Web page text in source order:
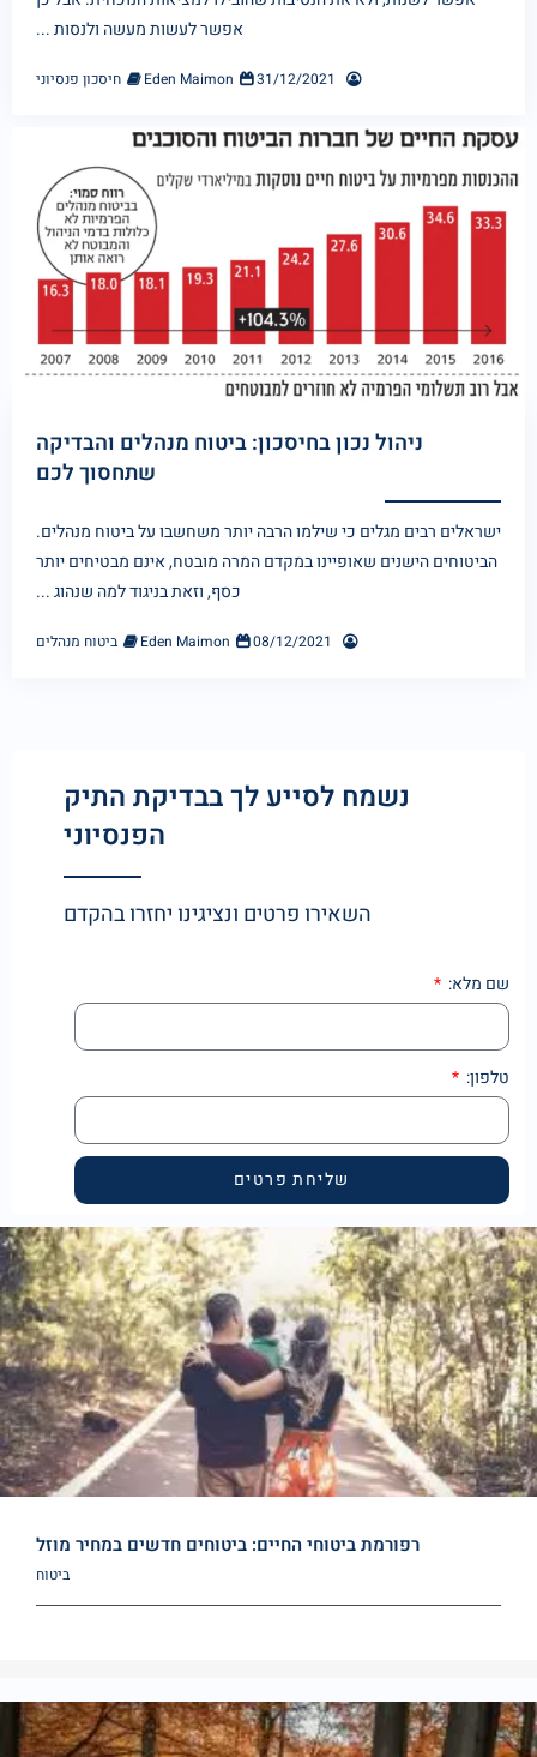
אפשר לעשות מעשה ולנסות ...
Eden Maimon 31/12/2021 חיסכון פנסיוני
ניהול נכון בחיסכון: ביטוח מנהלים והבדיקה
שתחסוך לכם
ישראלים רבים מגלים כי שילמו הרבה יותר משחשבו על ביטוח מנהלים.
הביטוחים הישנים שאופיינו במקדם המרה מובטח, אינם מבטיחים יותר
כסף, וזאת בניגוד למה שנהוג ...
Eden Maimon 08/12/2021 ביטוח מנהלים
נשמח לסייע לך בבדיקת התיק
הפנסיוני
השאירו פרטים ונציגינו יחזרו בהקדם
שם מלא:
טלפון:
שליחת פרטים
רפורמת ביטוחי החיים: ביטוחים חדשים במחיר מוזל
ביטוח